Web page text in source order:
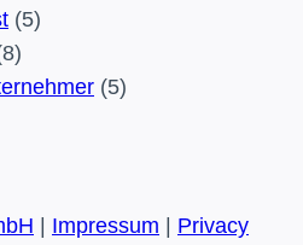
(5)
(5)
| Impressum | Privacy